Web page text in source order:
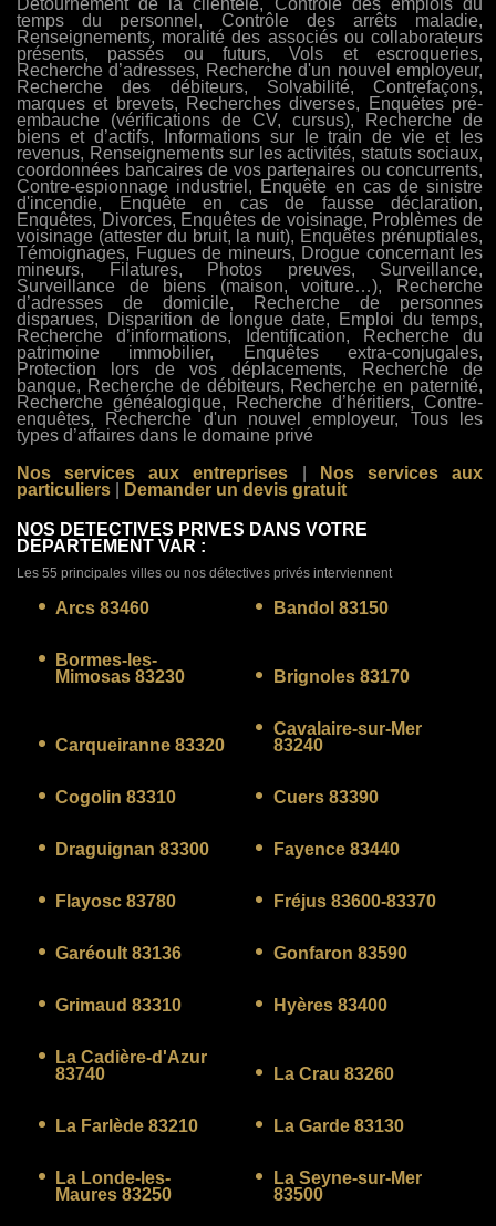
Détournement de la clientèle, Contrôle des emplois du
temps du personnel, Contrôle des arrêts maladie,
Renseignements, moralité des associés ou collaborateurs
présents, passés ou futurs, Vols et escroqueries,
Recherche d’adresses, Recherche d'un nouvel employeur,
Recherche des débiteurs, Solvabilité, Contrefaçons,
marques et brevets, Recherches diverses, Enquêtes pré-
embauche (vérifications de CV, cursus), Recherche de
biens et d’actifs, Informations sur le train de vie et les
revenus, Renseignements sur les activités, statuts sociaux,
coordonnées bancaires de vos partenaires ou concurrents,
Contre-espionnage industriel, Enquête en cas de sinistre
d'incendie, Enquête en cas de fausse déclaration,
Enquêtes, Divorces, Enquêtes de voisinage, Problèmes de
voisinage (attester du bruit, la nuit), Enquêtes prénuptiales,
Témoignages, Fugues de mineurs, Drogue concernant les
mineurs, Filatures, Photos preuves, Surveillance,
Surveillance de biens (maison, voiture…), Recherche
d’adresses de domicile, Recherche de personnes
disparues, Disparition de longue date, Emploi du temps,
Recherche d’informations, Identification, Recherche du
patrimoine immobilier, Enquêtes extra-conjugales,
Protection lors de vos déplacements, Recherche de
banque, Recherche de débiteurs, Recherche en paternité,
Recherche généalogique, Recherche d’héritiers, Contre-
enquêtes, Recherche d'un nouvel employeur, Tous les
types d’affaires dans le domaine privé
Nos services aux entreprises
Nos services aux
particuliers
Demander un devis gratuit
NOS DETECTIVES PRIVES DANS VOTRE
DEPARTEMENT VAR :
Les 55 principales villes ou nos détectives privés interviennent
Arcs 83460 Bandol 83150
Bormes-les-
Mimosas 83230
Brignoles 83170
Carqueiranne 83320
Cavalaire-sur-Mer
83240
Cogolin 83310 Cuers 83390
Draguignan 83300 Fayence 83440
Flayosc 83780 Fréjus 83600-83370
Garéoult 83136 Gonfaron 83590
Grimaud 83310 Hyères 83400
La Cadière-d'Azur
83740
La Crau 83260
La Farlède 83210 La Garde 83130
La Londe-les-
Maures 83250
La Seyne-sur-Mer
83500